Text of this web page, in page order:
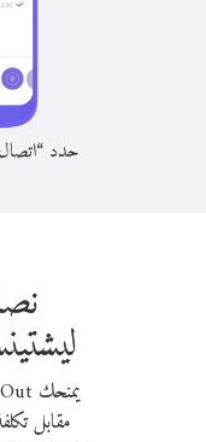
حدد “اتصال Viber Out” من عنوان المحادثة
مقابل